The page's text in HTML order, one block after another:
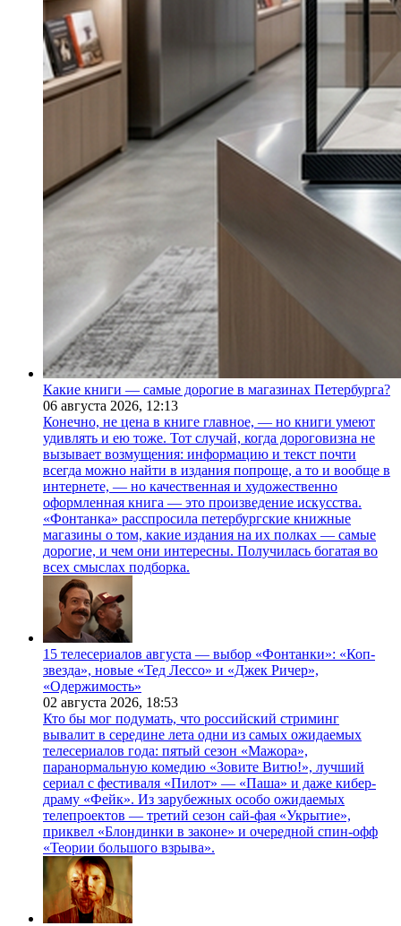
Какие книги — самые дорогие в магазинах Петербурга?
06 августа 2026, 12:13
Конечно, не цена в книге главное, — но книги умеют
удивлять и ею тоже. Тот случай, когда дороговизна не
вызывает возмущения: информацию и текст почти
всегда можно найти в издания попроще, а то и вообще в
интернете, — но качественная и художественно
оформленная книга — это произведение искусства.
«Фонтанка» расспросила петербургские книжные
магазины о том, какие издания на их полках — самые
дорогие, и чем они интересны. Получилась богатая во
всех смыслах подборка.
15 телесериалов августа — выбор «Фонтанки»: «Коп-
звезда», новые «Тед Лессо» и «Джек Ричер»,
«Одержимость»
02 августа 2026, 18:53
Кто бы мог подумать, что российский стриминг
вывалит в середине лета одни из самых ожидаемых
телесериалов года: пятый сезон «Мажора»,
паранормальную комедию «Зовите Витю!», лучший
сериал с фестиваля «Пилот» — «Паша» и даже кибер-
драму «Фейк». Из зарубежных особо ожидаемых
телепроектов — третий сезон сай-фая «Укрытие»,
приквел «Блондинки в законе» и очередной спин-офф
«Теории большого взрыва».